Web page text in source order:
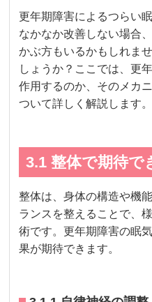
更年期障害によるつらい
なかなか改善しない場合
かぶ方もいるかもしれま
しょうか？ここでは、更
作用するのか、そのメカ
ついて詳しく解説します。
3.1 整体で期待で
整体は、身体の構造や機
ランスを整えることで、
術です。更年期障害の眠
果が期待できます。